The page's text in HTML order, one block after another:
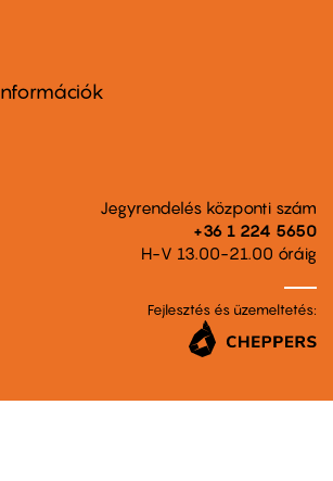
Jegyrendelés központi szám
+36 1 224 5650
H-V 13.00-21.00 óráig
Fejlesztés és üzemeltetés: